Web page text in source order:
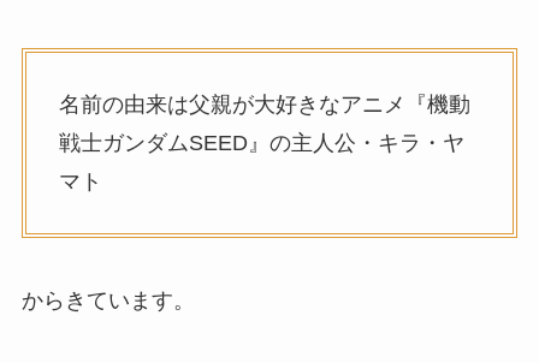
名前の由来は父親が大好きなアニメ『機動
戦士ガンダムSEED』の主人公・キラ・ヤ
マト
からきています。